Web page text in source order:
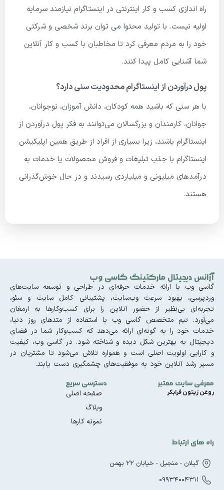
راه اندازی کسب و کار اینترنتی در اینستاگرام نیازمند سرمایه
اولیه نیست. با تولید محتوا می توان برند شخصی و شرکتی
خود را به مردم معرفی کرد تا مخاطبان با کسب و کار آنلاین
شما آشنایی کامل پیدا کنند.
پول درآوردن از اینستاگرام محدودیت سنی دارد؟
با هر سنی که باشید همه کودکان، دانش آموزان، نوجوانان،
جوانان، کارمندان و بزرگسالان می‌توانند به فکر پول درآوردن از
اینستاگرام باشند، زیرا بسیاری از افراد از طریق همین اپلیکیشن
اینستاگرام با جذب تبلیغات و فروش محصولات یا خدمات به
درآمدهای میلیونی و میلیاردی رسیدند و در حال خوش‌گذرانی
هستند.
آژانس دیجیتال مارکتینگ گاسی وب
گاسی وب با ارائه خدمات حرفه‌ای در طراحی و توسعه سایت‌های
وردپرسی، بهبود سرعت وب‌سایت، پشتیبانی کامل سایت و سئو،
تجربه‌ای بی‌نظیر از حضور آنلاین را برای کسب‌وکارها به ارمغان
می‌آورد. تیم متخصص گاسی وب با استفاده از متدهای روز دنیا،
خدمات خود را به گونه‌ای ارائه می‌دهد که کسب‌وکار شما در فضای
دیجیتال به بهترین شکل دیده و شناخته شود. در گاسی وب، کیفیت
و کارایی اولویت اصلی است و همواره تلاش می‌شود تا مشتریان در
مسیر رشد آنلاین خود به موفقیت‌های چشمگیری دست یابند.
معرفی سایت معتبر
روغن زیتون فرابکر
دسترسی سریع
صفحه اصلی
وبلاگ
نمونه کارها
راه های ارتباط
گیلان - منجیل - خیابان 22 بهمن
09934004311